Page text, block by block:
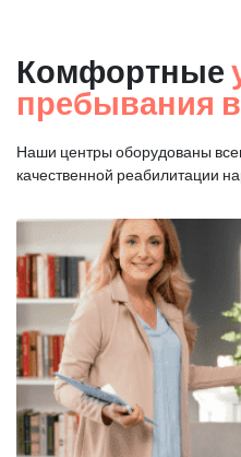
Комфортные
пребывания
Наши центры оборудованы
качественной реабилитации